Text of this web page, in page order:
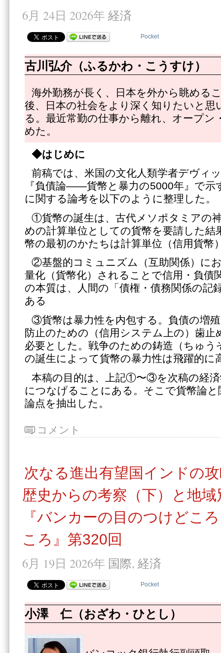
6月 24日 2026年 経済
Pocket
古川弘介（ふるかわ・こうすけ）
海外勤務が長く、日本を外から眺める
後、日本の社会をより深く知りたいと思
る。最近常勤の仕事から離れ、オープン
めた。
◆はじめに
前稿では、米国の文化人類学者デヴィ
『負債論――貨幣と暴力の5000年』で示
に関する論考を以下のように整理した。
①貨幣の誕生は、古代メソポタミアの
めの計算単位としての貨幣を要請した結
幣の最初のかたちは計算単位（信用貨幣
②基盤的コミュニズム（互助関係）に
量化（貨幣化）されることで信用・負債
の本質は、人間の「債権・債務関係の記
ある
③貨幣は暴力性を内包する。負債の増
防止のための（信用システム上の）歯止
必要とした。戦争のための鋳造（ちゅう
の誕生によって貨幣の暴力性は飛躍的に
本稿の目的は、上記①〜③を次稿の経
につなげることにある。そこで貨幣論
論点を抽出した。
コメント
次なる進出有望国インドの
歴史からの考察（下）と地域
『バンカーの目のつけどこ
ころ』第320回
6月 19日 2026年 国際, 経済
Pocket
小澤 仁（おざわ・ひとし）